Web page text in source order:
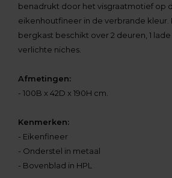
benadrukt door het visgraatmotief op
eikenhoutfineer in de verbrande kleur.
bergkast beschikt over 2 deuren, 1
verlichte niches.
Afmetingen:
- 100B x 42D x 190H cm.
Kenmerken:
- Eikenfineer
- Onderstel in metaal
- Bovenblad in HPL